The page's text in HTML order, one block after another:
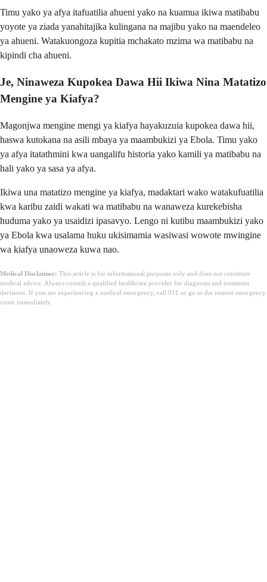
Timu yako ya afya itafuatilia ahueni yako na kuamua ikiwa matibabu
yoyote ya ziada yanahitajika kulingana na majibu yako na maendeleo
ya ahueni. Watakuongoza kupitia mchakato mzima wa matibabu na
kipindi cha ahueni.
Je, Ninaweza Kupokea Dawa Hii Ikiwa Nina Matatizo
Mengine ya Kiafya?
Magonjwa mengine mengi ya kiafya hayakuzuia kupokea dawa hii,
haswa kutokana na asili mbaya ya maambukizi ya Ebola. Timu yako
ya afya itatathmini kwa uangalifu historia yako kamili ya matibabu na
hali yako ya sasa ya afya.
Ikiwa una matatizo mengine ya kiafya, madaktari wako watakufuatilia
kwa karibu zaidi wakati wa matibabu na wanaweza kurekebisha
huduma yako ya usaidizi ipasavyo. Lengo ni kutibu maambukizi yako
ya Ebola kwa usalama huku ukisimamia wasiwasi wowote mwingine
wa kiafya unaoweza kuwa nao.
Medical Disclaimer: This article is for informational purposes only and does not constitute
medical advice. Always consult a qualified healthcare provider for diagnosis and treatment
decisions. If you are experiencing a medical emergency, call 911 or go to the nearest emergency
room immediately.